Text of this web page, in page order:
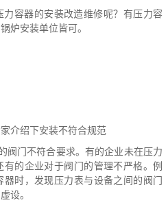
容器的安装改造维修呢？有压力容
炉安装单位皆可。
介绍下安装不符合规范
阀门不符合要求。有的企业未在压力
的企业对于阀门的管理不严格。例
时，发现压力表与设备之间的阀门
设。